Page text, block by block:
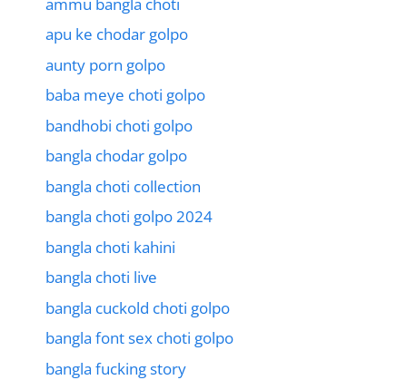
apu ke chodar golpo
aunty porn golpo
baba meye choti golpo
bandhobi choti golpo
bangla chodar golpo
bangla choti collection
bangla choti golpo 2024
bangla choti kahini
bangla choti live
bangla cuckold choti golpo
bangla font sex choti golpo
bangla fucking story